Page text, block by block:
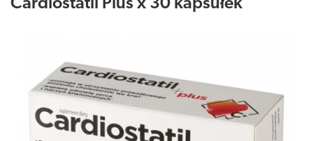
Cardiostatil Plus x 30 kapsułek